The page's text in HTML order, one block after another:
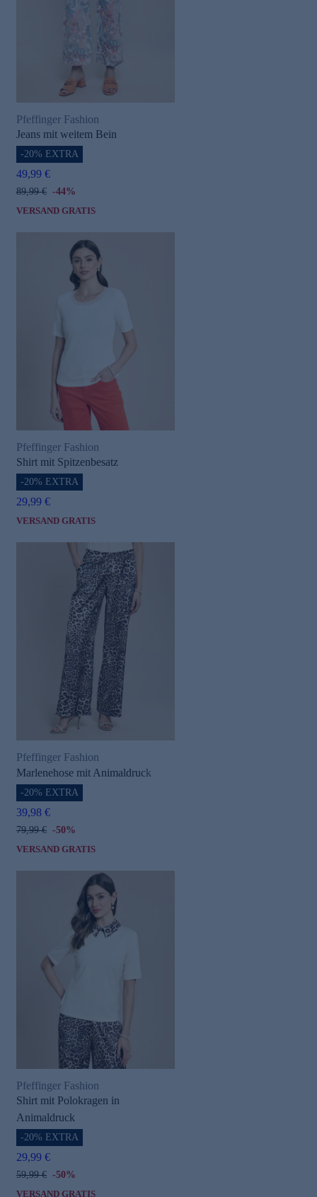
Pfeffinger Fashion
Jeans mit weitem Bein
-20% EXTRA
49,99 €
89,99 € -44%
VERSAND GRATIS
Pfeffinger Fashion
Shirt mit Spitzenbesatz
-20% EXTRA
29,99 €
VERSAND GRATIS
Pfeffinger Fashion
Marlenehose mit Animaldruck
-20% EXTRA
39,98 €
79,99 € -50%
VERSAND GRATIS
Pfeffinger Fashion
Shirt mit Polokragen in
Animaldruck
-20% EXTRA
29,99 €
59,99 € -50%
VERSAND GRATIS